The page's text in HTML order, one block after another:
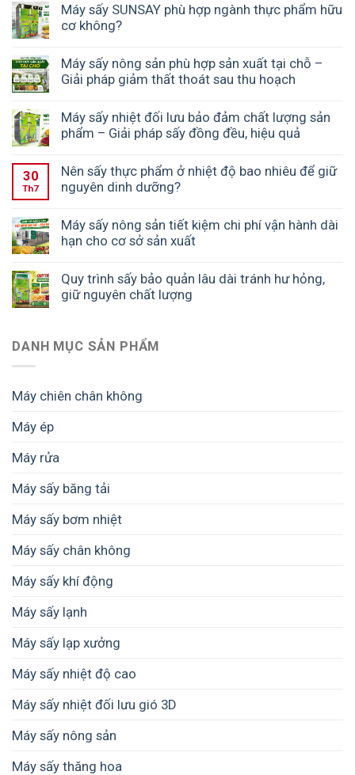
Máy sấy SUNSAY phù hợp ngành thực phẩm hữu
cơ không?
Máy sấy nông sản phù hợp sản xuất tại chỗ –
Giải pháp giảm thất thoát sau thu hoạch
Máy sấy nhiệt đối lưu bảo đảm chất lượng sản
phẩm – Giải pháp sấy đồng đều, hiệu quả
30
Th7
Nên sấy thực phẩm ở nhiệt độ bao nhiêu để giữ
nguyên dinh dưỡng?
Máy sấy nông sản tiết kiệm chi phí vận hành dài
hạn cho cơ sở sản xuất
Quy trình sấy bảo quản lâu dài tránh hư hỏng,
giữ nguyên chất lượng
DANH MỤC SẢN PHẨM
Máy chiên chân không
Máy ép
Máy rửa
Máy sấy băng tải
Máy sấy bơm nhiệt
Máy sấy chân không
Máy sấy khí động
Máy sấy lạnh
Máy sấy lạp xưởng
Máy sấy nhiệt độ cao
Máy sấy nhiệt đối lưu gió 3D
Máy sấy nông sản
Máy sấy thăng hoa